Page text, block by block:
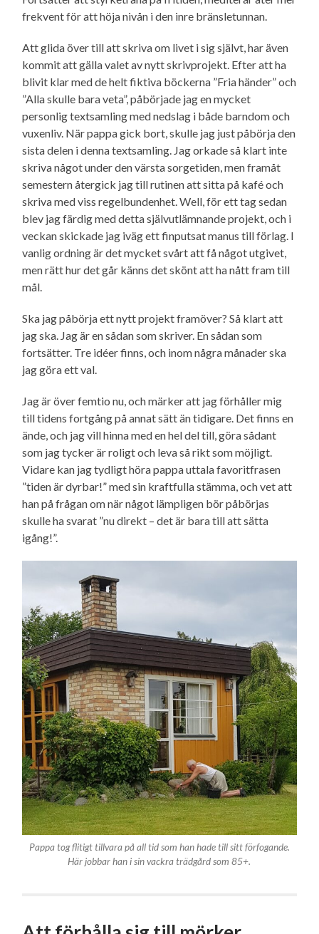
frekvent för att höja nivån i den inre bränsletunnan.
Att glida över till att skriva om livet i sig självt, har även
kommit att gälla valet av nytt skrivprojekt. Efter att ha
blivit klar med de helt fiktiva böckerna ”Fria händer” och
”Alla skulle bara veta”, påbörjade jag en mycket
personlig textsamling med nedslag i både barndom och
vuxenliv. När pappa gick bort, skulle jag just påbörja den
sista delen i denna textsamling. Jag orkade så klart inte
skriva något under den värsta sorgetiden, men framåt
semestern återgick jag till rutinen att sitta på kafé och
skriva med viss regelbundenhet. Well, för ett tag sedan
blev jag färdig med detta själv­utlämnande projekt, och i
veckan skickade jag iväg ett finputsat manus till förlag. I
vanlig ordning är det mycket svårt att få något utgivet,
men rätt hur det går känns det skönt att ha nått fram till
mål.
Ska jag påbörja ett nytt projekt framöver? Så klart att
jag ska. Jag är en sådan som skriver. En sådan som
fortsätter. Tre idéer finns, och inom några månader ska
jag göra ett val.
Jag är över femtio nu, och märker att jag förhåller mig
till tidens fortgång på annat sätt än tidigare. Det finns en
ände, och jag vill hinna med en hel del till, göra sådant
som jag tycker är roligt och leva så rikt som möjligt.
Vidare kan jag tydligt höra pappa uttala favoritfrasen
”tiden är dyrbar!” med sin kraftfulla stämma, och vet att
han på frågan om när något lämpligen bör påbörjas
skulle ha svarat ”nu direkt – det är bara till att sätta
igång!”.
Pappa tog flitigt tillvara på all tid som han hade till sitt förfogande.
Här jobbar han i sin vackra trädgård som 85+.